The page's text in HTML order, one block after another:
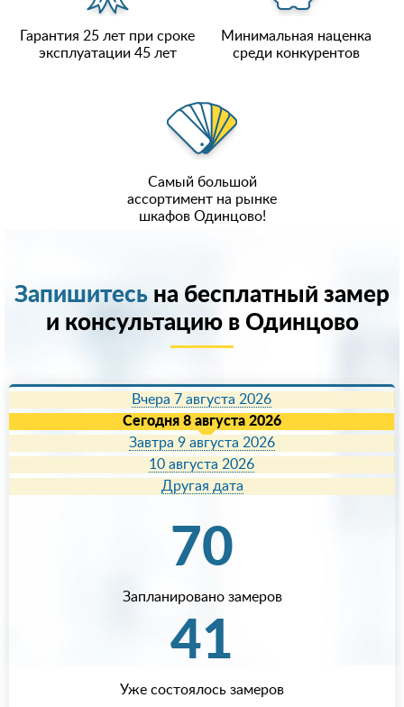
Гарантия 25 лет при сроке
эксплуатации 45 лет
Минимальная наценка
среди конкурентов
Самый большой
ассортимент на рынке
шкафов Одинцово!
Запишитесь на бесплатный замер
и консультацию в Одинцово
Вчера 7 августа 2026
Сегодня 8 августа 2026
Завтра 9 августа 2026
10 августа 2026
Другая дата
70
Запланировано замеров
41
Уже состоялось замеров